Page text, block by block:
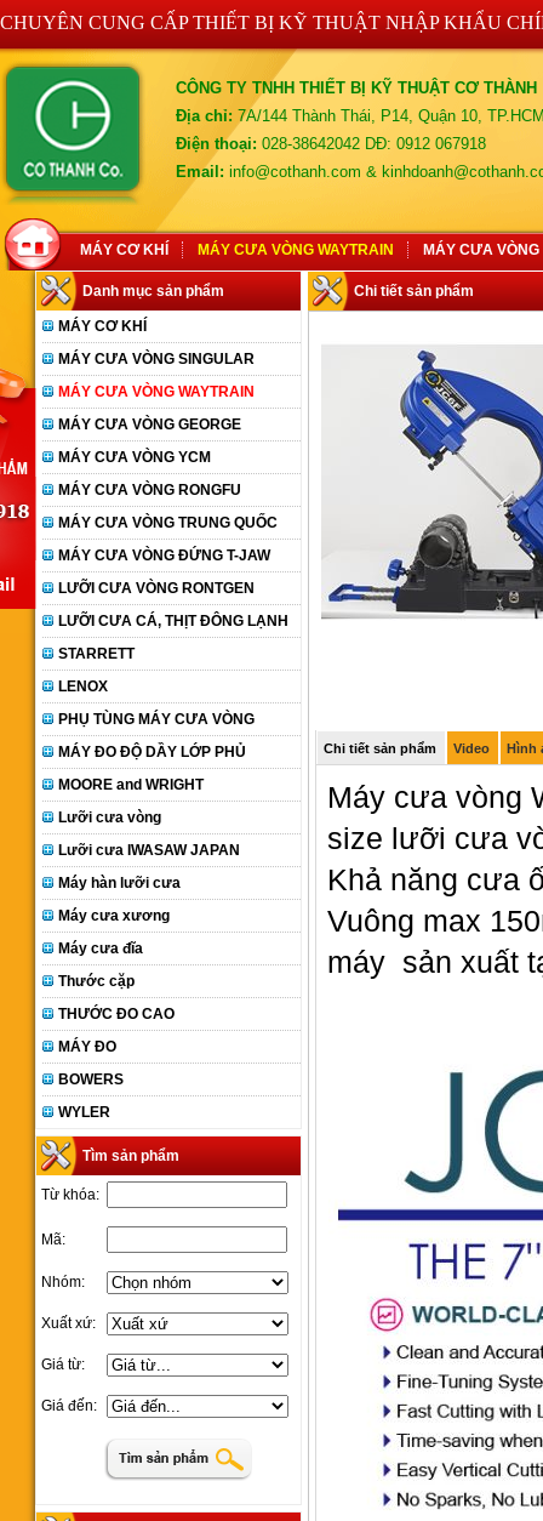
CHUYÊN CUNG CẤP THIẾT BỊ KỸ THUẬT NHẬP KHẨU
CÔNG TY TNHH THIẾT BỊ KỸ THUẬT CƠ THÀNH
Địa chỉ: 7A/144 Thành Thái, P14, Quận 10,
Điện thoại: 028-38642042 DĐ: 0912 067918
Email: info@cothanh.com &
MÁY CƠ KHÍ MÁY CƯA VÒNG WAYTRAIN MÁY CƯA VÒNG
Danh mục sản phẩm
MÁY CƠ KHÍ
MÁY CƯA VÒNG SINGULAR
MÁY CƯA VÒNG WAYTRAIN
MÁY CƯA VÒNG GEORGE
MÁY CƯA VÒNG YCM
MÁY CƯA VÒNG RONGFU
MÁY CƯA VÒNG TRUNG QUỐC
MÁY CƯA VÒNG ĐỨNG T-JAW
LƯỠI CƯA VÒNG RONTGEN
LƯỠI CƯA CÁ, THỊT ĐÔNG LẠNH
STARRETT
LENOX
PHỤ TÙNG MÁY CƯA VÒNG
MÁY ĐO ĐỘ DẦY LỚP PHỦ
MOORE and WRIGHT
Lưỡi cưa vòng
Lưỡi cưa IWASAW JAPAN
Máy hàn lưỡi cưa
Máy cưa xương
Máy cưa đĩa
Thước cặp
THƯỚC ĐO CAO
MÁY ĐO
BOWERS
WYLER
Tìm sản phẩm
Từ khóa:
Mã:
Nhóm:
Xuất xứ:
Giá từ:
Giá đến:
Chi tiết sản phẩm
Chi tiết sản phẩm Video Hình
Máy cưa vòng
size lưỡi cưa
Khả năng cưa
Vuông max
máy sản xuất